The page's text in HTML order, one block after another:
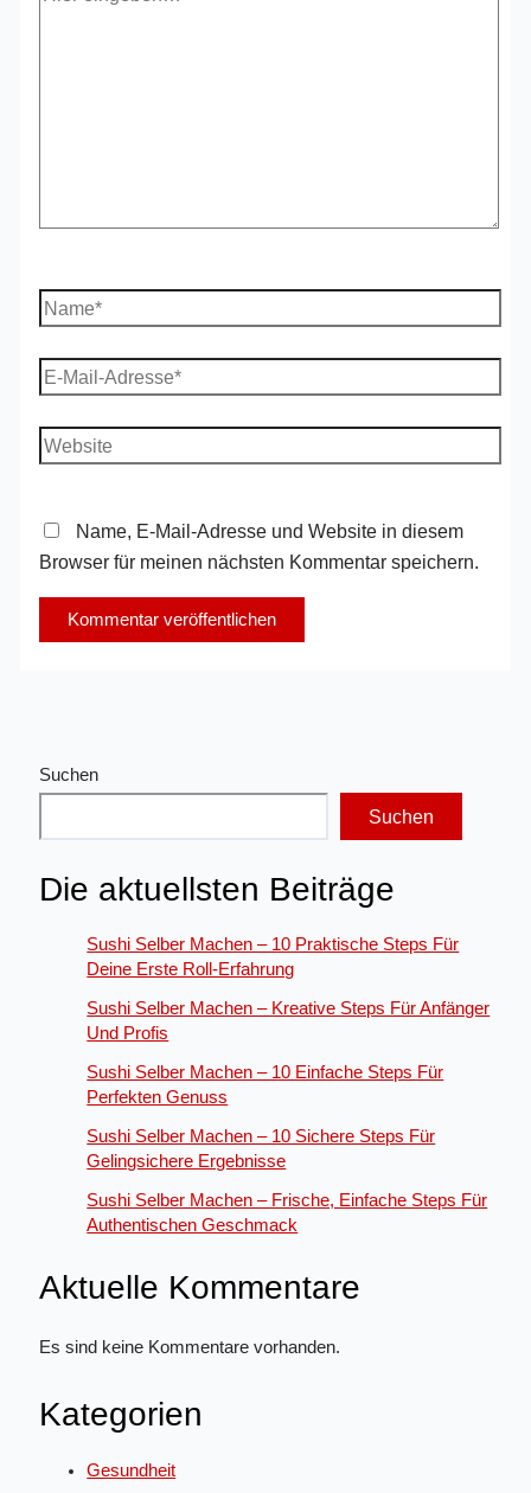
Name*
E-
Mail-
Adresse*
Website
Name, E-Mail-Adresse und Website in diesem
Browser für meinen nächsten Kommentar speichern.
Suchen
Suchen
Die aktuellsten Beiträge
Sushi Selber Machen – 10 Praktische Steps Für
Deine Erste Roll-Erfahrung
Sushi Selber Machen – Kreative Steps Für Anfänger
Und Profis
Sushi Selber Machen – 10 Einfache Steps Für
Perfekten Genuss
Sushi Selber Machen – 10 Sichere Steps Für
Gelingsichere Ergebnisse
Sushi Selber Machen – Frische, Einfache Steps Für
Authentischen Geschmack
Aktuelle Kommentare
Es sind keine Kommentare vorhanden.
Kategorien
Gesundheit